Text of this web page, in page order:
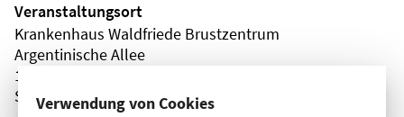
Verwendung von Cookies
Veranstaltungsort
Krankenhaus Waldfriede Brustzentrum
Argentinische Allee
14163 Berlin
Steglitz-Zehlendorf